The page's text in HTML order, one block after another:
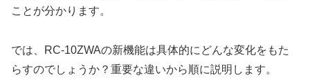
ことが分かります。
では、RC-10ZWAの新機能は具体的にどんな変化をもた
らすのでしょうか？重要な違いから順に説明します。